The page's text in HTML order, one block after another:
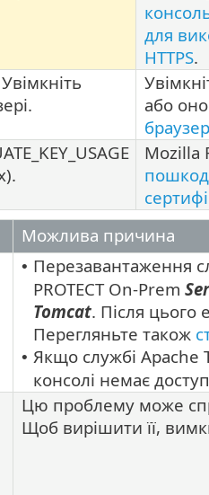
для
HTTPS.
або
браузер
Mozilla
Можлива причина
• Перезавантаження
PROTECT On-Prem
Tomcat. Після цього
Перегляньте також
• Якщо службі Apache
консолі немає
Цю проблему може
Щоб вирішити її,